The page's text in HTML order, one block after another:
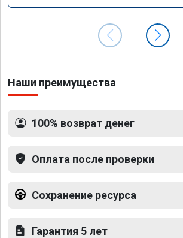
Наши преимущества
100% возврат денег
Оплата после проверки
Сохранение ресурса
Гарантия 5 лет